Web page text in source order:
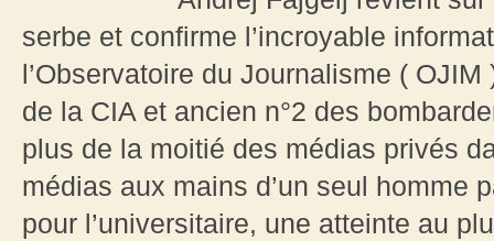
serbe et confirme l’incroyable
l’Observatoire du Journalisme (
de la CIA et ancien n°2 des
plus de la moitié des médias privés
médias aux mains d’un seul homme
pour l’universitaire, une atteinte au